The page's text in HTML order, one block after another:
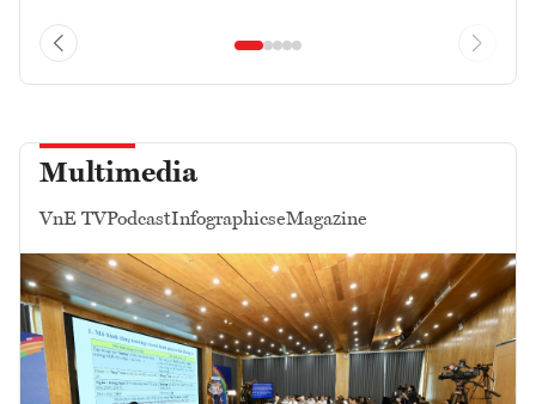
Multimedia
VnE TVPodcastInfographicseMagazine